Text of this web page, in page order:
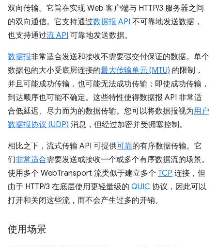
双向传输。它旨在实现 Web 客户端与 HTTP/3 服务器之间
的双向通信。它支持通过数据报 API 不可靠地发送数据，
也支持通过流 API 可靠地发送数据。
数据报非常适合发送和接收不需要强交付保证的数据。单个
数据包的大小受底层连接的最大传输单元 (MTU) 的限制，
并且可能成功传输，也可能无法成功传输；即使成功传输，
到达顺序也可能不确定。这些特性使得数据报 API 非常适
合低延迟、尽力而为的数据传输。您可以将数据报视为用户
数据报协议 (UDP) 消息，但经过加密并受拥塞控制。
相比之下，流式传输 API 可提供可靠的有序数据传输。它
们非常适合需要发送或接收一个或多个有序数据流的场景。
使用多个 WebTransport 流类似于建立多个 TCP 连接，但
由于 HTTP/3 在底层使用更轻量级的 QUIC 协议，因此可以
打开和关闭这些流，而不会产生过多的开销。
使用场景